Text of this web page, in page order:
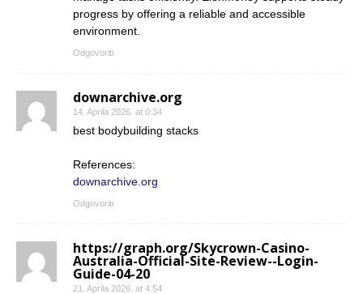
progress by offering a reliable and accessible
environment.
Odgovoriti
downarchive.org
14. Aprila 2026. at 0:34
best bodybuilding stacks
References:
downarchive.org
Odgovoriti
https://graph.org/Skycrown-Casino-
Australia-Official-Site-Review--Login-
Guide-04-20
21. Aprila 2026. at 4:54